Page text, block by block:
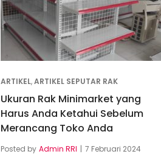
ARTIKEL,ARTIKEL SEPUTAR RAK
Ukuran Rak Minimarket yang
Harus Anda Ketahui Sebelum
Merancang Toko Anda
Posted by Admin RRI 7 Februari 2024